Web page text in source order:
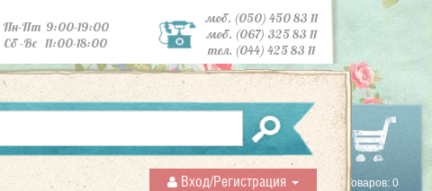
Пн-Пт 9:00-19:00
Сб -Вс 11:00-18:00
моб. (050) 450 83 11
моб. (067) 325 83 11
тел. (044) 425 83 11
Товаров: 0
Вход/Регистрация